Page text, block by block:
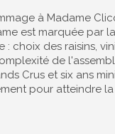
à Madame
est marquée par
: choix des raisins,
de
Crus et six ans
pour atteindre